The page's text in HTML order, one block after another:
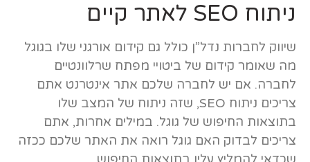
ניתוח SEO לאתר קיים
שיווק לחברות נדל”ן כולל גם קידום אורגני שלו בגוגל
מה שאומר קידום של ביטויי מפתח שרלוונטיים
לחברה. אם יש לחברה שלכם אתר אינטרנט אתם
צריכים ניתוח SEO, שזה ניתוח של המצב שלו
בתוצאות החיפוש של גוגל. במילים אחרות, אתם
צריכים לבדוק האם גוגל רואה את האתר שלכם ככזה